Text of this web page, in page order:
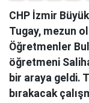
CHP İzmir
Tugay, mezun
Öğretmenler
öğretmeni
bir araya geldi.
bırakacak